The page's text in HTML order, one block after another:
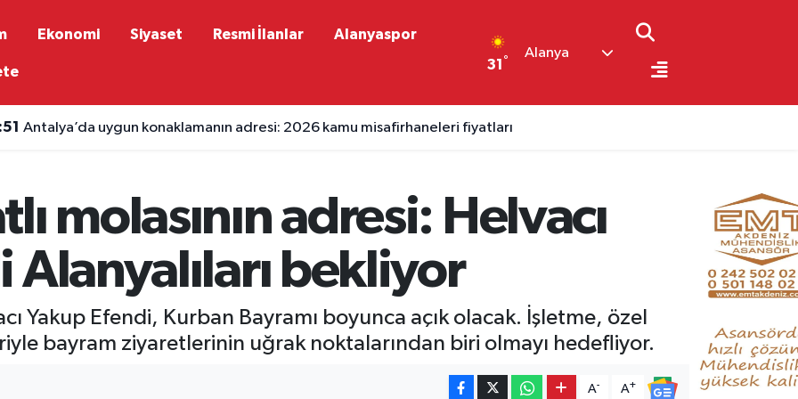
Ekonomi Siyaset Resmi İlanlar Alanyaspor
31 °
Alanya
Antalya’da apartman yangını: Mahsur kalan aile kurtarıldı
molasının adresi: Helvacı
Alanyalıları bekliyor
Yakup Efendi, Kurban Bayramı boyunca açık olacak. İşletme, özel
bayram ziyaretlerinin uğrak noktalarından biri olmayı hedefliyor.
A- A+